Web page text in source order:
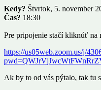
Kedy? Štvrtok, 5. november
Čas? 18:30
Pre pripojenie stačí kliknúť na
https://us05web.zoom.us/j/
Ak by to od vás pýtalo, tak tu